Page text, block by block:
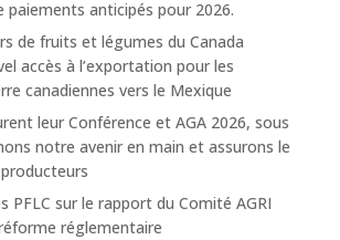
paiements anticipés pour 2026.
de fruits et légumes du Canada
accès à l’exportation pour les
canadiennes vers le Mexique
leur Conférence et AGA 2026, sous
notre avenir en main et assurons le
PFLC sur le rapport du Comité AGRI
réglementaire